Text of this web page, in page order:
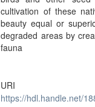
cultivation of these
beauty equal or
degraded areas by
fauna
URI
https://hdl.handle.net/